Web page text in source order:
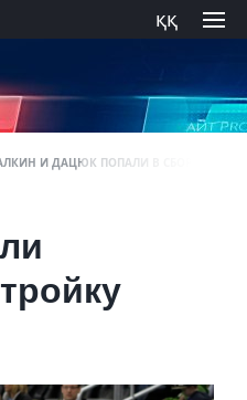
ққ
И ДАЦЮК ПОПАЛИ В СБОРНУЮ